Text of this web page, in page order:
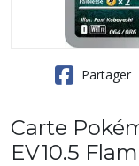
Partager
Carte
EV10.5